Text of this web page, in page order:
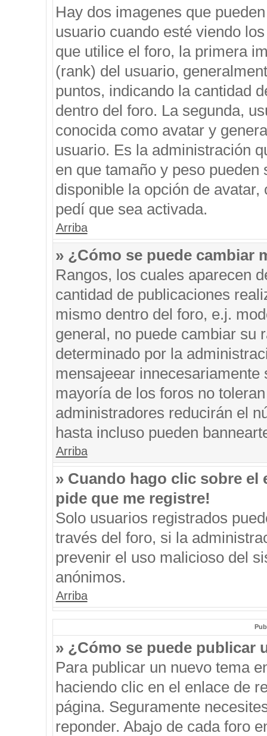
Hay dos imagenes que
usuario cuando esté viendo
que utilice el foro, la primera
(rank) del usuario,
puntos, indicando la cantidad
dentro del foro. La segunda,
conocida como avatar y
usuario. Es la administración
en que tamaño y peso
disponible la opción de
pedí que sea activada.
Arriba
» ¿Cómo se puede cambiar
Rangos, los cuales aparecen
cantidad de publicaciones
mismo dentro del foro, e.j.
general, no puede cambiar su
determinado por la
mensajeear
mayoría de los foros no
administradores reducirán el
hasta incluso pueden
Arriba
» Cuando hago clic sobre el
pide que me registre!
Solo usuarios registrados
través del foro, si la
prevenir el uso malicioso del
anónimos.
Arriba
» ¿Cómo se puede publicar
Para publicar un nuevo tema
haciendo clic en el enlace de
página. Seguramente
reponder. Abajo de cada foro